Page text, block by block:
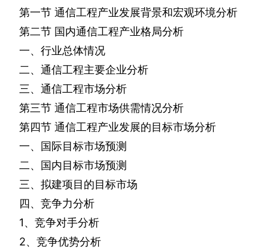
第一节 通信工程产业发展背景和宏观环境分析
第二节 国内通信工程产业格局分析
一、行业总体情况
二、通信工程主要企业分析
三、通信工程市场分析
第三节 通信工程市场供需情况分析
第四节 通信工程产业发展的目标市场分析
一、国际目标市场预测
二、国内目标市场预测
三、拟建项目的目标市场
四、竞争力分析
1、竞争对手分析
2、竞争优势分析